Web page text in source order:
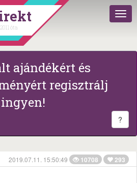
óta
ajándékért és
regisztrálj
ingyen!
?
2019.07.11. 15:50:49 10708 293